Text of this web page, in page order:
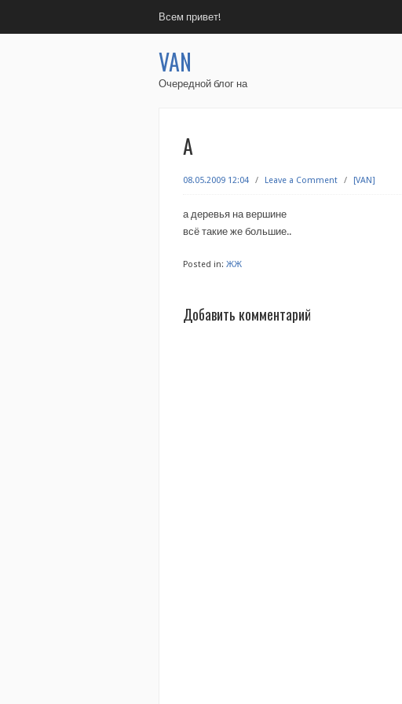
Всем привет!
VAN
Очередной блог на
А
08.05.2009 12:04 / Leave a Comment / [VAN]
а деревья на вершине
всё такие же большие..
Posted in: ЖЖ
Добавить комментарий